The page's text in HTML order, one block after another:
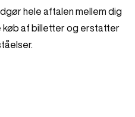
hele aftalen mellem dig
køb af billetter og erstatter